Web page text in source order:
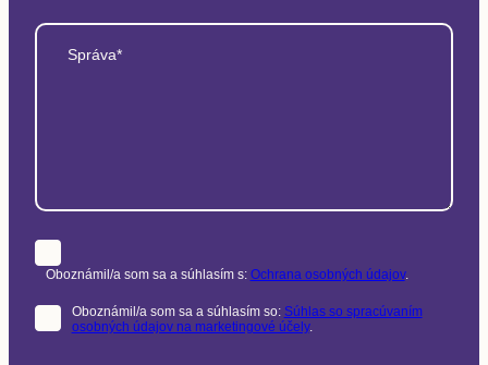
Správa*
Oboznámil/a som sa a súhlasím s: Ochrana osobných údajov.
Oboznámil/a som sa a súhlasím so: Súhlas so spracúvaním
osobných údajov na marketingové účely.